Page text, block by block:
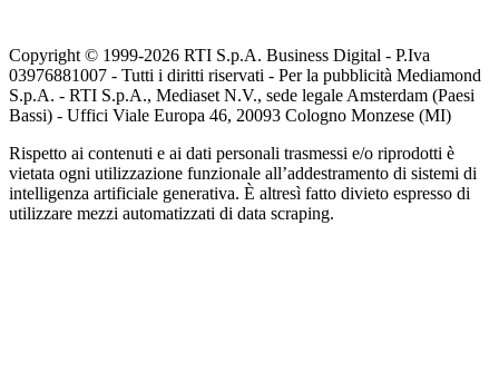
Copyright © 1999-2026 RTI S.p.A. Business Digital - P.Iva
03976881007 - Tutti i diritti riservati - Per la pubblicità Mediamond
S.p.A. - RTI S.p.A., Mediaset N.V., sede legale Amsterdam (Paesi
Bassi) - Uffici Viale Europa 46, 20093 Cologno Monzese (MI)
Rispetto ai contenuti e ai dati personali trasmessi e/o riprodotti è
vietata ogni utilizzazione funzionale all’addestramento di sistemi di
intelligenza artificiale generativa. È altresì fatto divieto espresso di
utilizzare mezzi automatizzati di data scraping.